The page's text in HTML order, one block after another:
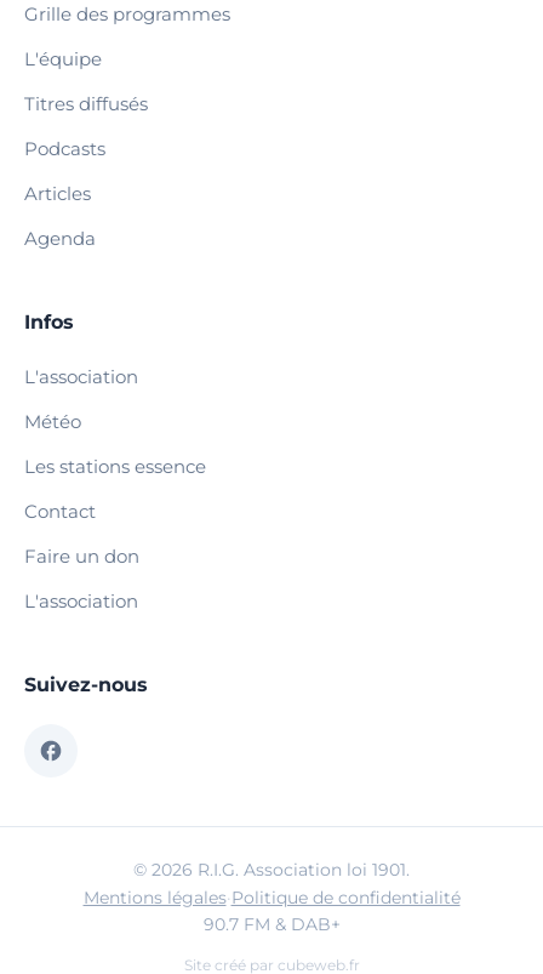
Grille des programmes
L'équipe
Titres diffusés
Podcasts
Articles
Agenda
Infos
L'association
Météo
Les stations essence
Contact
Faire un don
L'association
Suivez-nous
© 2026 R.I.G. Association loi 1901.
Mentions légales·Politique de confidentialité
90.7 FM & DAB+
Site créé par cubeweb.fr